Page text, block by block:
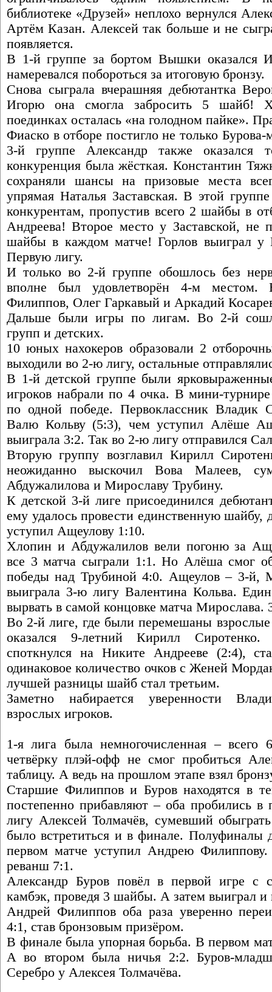
библиотеке «Друзей» неплохо вернулся
Артём Казан. Алексей так больше и не
появляется.
В 1-й группе за бортом Вышки оказался
намеревался побороться за итоговую бронзу.
Снова сыграла вчерашняя дебютантка
Игорю она смогла забросить 5 шайб!
поединках осталась «на голодном пайке».
Фиаско в отборе постигло не только
3-й группе Александр также
конкуренция была жёсткая. Константин
сохраняли шансы на призовые места
упрямая Наталья Заставская. В этой
конкурентам, пропустив всего 2 шайбы в
Андреева! Второе место у Заставской, не
шайбы в каждом матче! Горлов выиграл у
Первую лигу.
И только во 2-й группе обошлось без
вполне был удовлетворён 4-м
Филиппов, Олег Гаркавый и Аркадий
Дальше были игры по лигам. Во 2-й
групп и детских.
10 юных нахокеров образовали 2
выходили во 2-ю лигу, остальные
В 1-й детской группе были
игроков набрали по 4 очка. В мини-
по одной победе. Первоклассник Владик
Валю Кольву (5:3), чем уступил Алёше
выиграла 3:2. Так во 2-ю лигу отправился
Вторую группу возглавил Кирилл
неожиданно выскочил Вова Малеев,
Абдужалилова и Мирославу Трубину.
К детской 3-й лиге присоединился
ему удалось провести единственную шайбу,
уступил Ащеулову 1:10.
Хлопин и Абдужалилов вели погоню за
все 3 матча сыграли 1:1. Но Алёша смог
победы над Трубиной 4:0. Ащеулов – 3-й,
выиграла 3-ю лигу Валентина Кольва.
вырвать в самой концовке матча Мирослава.
Во 2-й лиге, где были перемешаны
оказался 9-летний Кирилл Сиротенко.
споткнулся на Никите Андрееве (2:4),
одинаковое количество очков с Женей
лучшей разницы шайб стал третьим.
Заметно набирается уверенности
взрослых игроков.
1-я лига была немногочисленная –
четвёрку плэй-офф не смог пробиться
таблицу. А ведь на прошлом этапе взял
Старшие Филиппов и Буров находятся в
постепенно прибавляют – оба пробились
лигу Алексей Толмачёв, сумевший
было встретиться и в финале. Полуфиналы
первом матче уступил Андрею
реванш 7:1.
Александр Буров повёл в первой игре с
камбэк, проведя 3 шайбы. А затем выиграл и
Андрей Филиппов оба раза уверенно
4:1, став бронзовым призёром.
В финале была упорная борьба. В первом
А во втором была ничья 2:2. Буров-
Серебро у Алексея Толмачёва.